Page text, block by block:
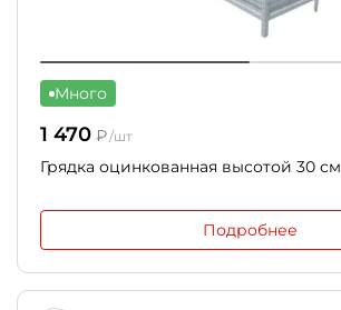
Много
1 470 ₽/шт
Грядка оцинкованная высотой 30 см
Подробнее